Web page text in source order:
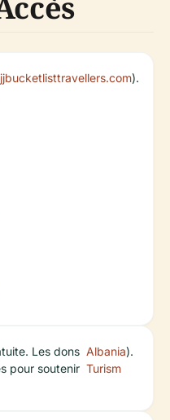
jjbucketlisttravellers.com).
Les dons
pour soutenir
Albania
Turism
).